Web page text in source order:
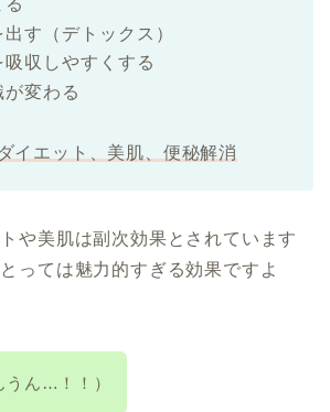
る
す（デトックス）
収しやすくする
変わる
イエット、美肌、便秘解消
や美肌は副次効果とされています
っては魅力的すぎる効果ですよ
うん…！！）